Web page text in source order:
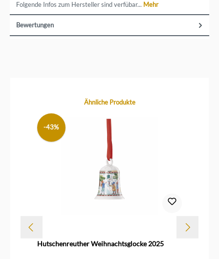
Folgende Infos zum Hersteller sind verfübar... Mehr
Bewertungen
Produktgalerie überspringenÄhnliche Produkte
-43%
Hutschenreuther Weihnachtsglocke 2025